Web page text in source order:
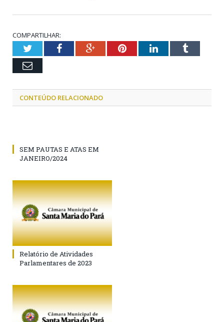
COMPARTILHAR:
TwitterFacebookGoogle+PinterestLinkedInTumblr
Email
CONTEÚDO RELACIONADO
SEM PAUTAS E ATAS EM
JANEIRO/2024
Relatório de Atividades
Parlamentares de 2023